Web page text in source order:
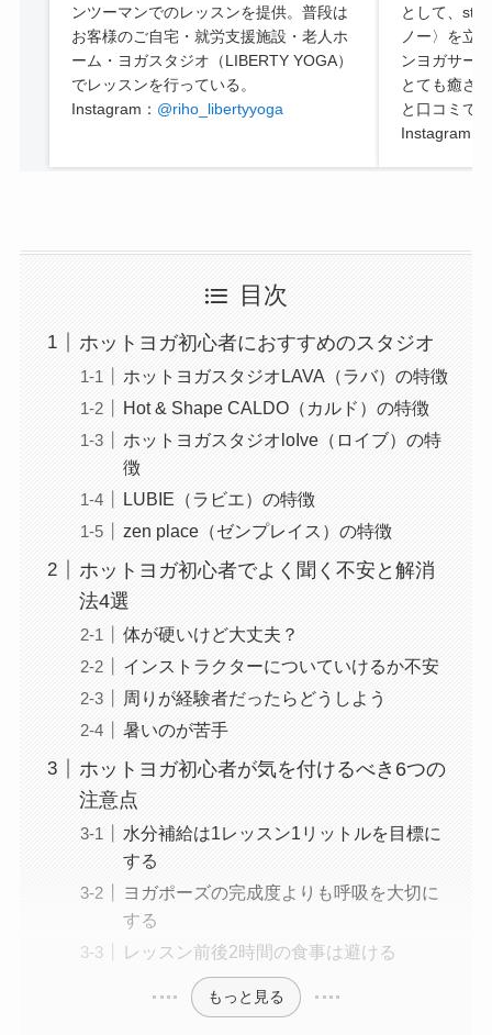
ンツーマンでのレッスンを提供。普段は
お客様のご自宅・就労支援施設・老人ホ
ーム・ヨガスタジオ（LIBERTY YOGA）
でレッスンを行っている。
Instagram： @riho_libertyyoga
として、
ノー〉を立
ンヨガサー
とても癒さ
と口コミで
Instagram：
目次
ホットヨガ初心者におすすめのスタジオ
ホットヨガスタジオLAVA（ラバ）の特徴
Hot & Shape CALDO（カルド）の特徴
ホットヨガスタジオloIve（ロイブ）の特
徴
LUBIE（ラビエ）の特徴
zen place（ゼンプレイス）の特徴
ホットヨガ初心者でよく聞く不安と解消
法4選
体が硬いけど大丈夫？
インストラクターについていけるか不安
周りが経験者だったらどうしよう
暑いのが苦手
ホットヨガ初心者が気を付けるべき6つの
注意点
水分補給は1レッスン1リットルを目標に
する
ヨガポーズの完成度よりも呼吸を大切に
する
レッスン前後2時間の食事は避ける
もっと見る